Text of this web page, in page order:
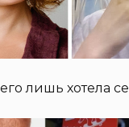
лишь хотела